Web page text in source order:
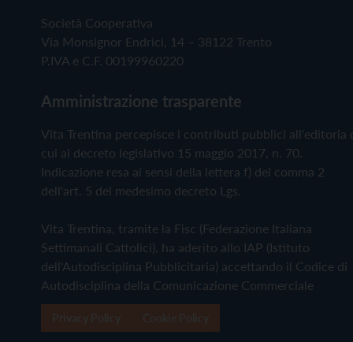
Società Cooperativa
Via Monsignor Endrici, 14 – 38122 Trento
P.IVA e C.F. 00199960220
Amministrazione trasparente
Vita Trentina percepisce i contributi pubblici all'editoria
cui al decreto legislativo 15 maggio 2017, n. 70.
Indicazione resa ai sensi della lettera f) del comma 2
dell'art. 5 del medesimo decreto Lgs.
Vita Trentina, tramite la Fisc (Federazione Italiana
Settimanali Cattolici), ha aderito allo IAP (Istituto
dell'Autodisciplina Pubblicitaria) accettando il Codice di
Autodisciplina della Comunicazione Commerciale